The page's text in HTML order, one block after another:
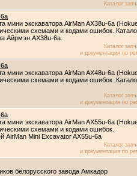
Каталог
мини экскаватора AirMan AX38u-6a
схемами и кодами ошибок.
Айрмэн AX38u-6a.
Каталог
и документация по
мини экскаватора AirMan AX48u-6a
схемами и кодами ошибок.
Каталог
и документация по
мини экскаватора AirMan AX55u-6a
схемами и кодами ошибок.
AirMan Mini Excavator AX55u-6a
Каталог
и документация по
белорусского завода Амкадор